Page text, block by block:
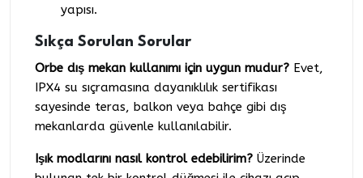
yapısı.
Sıkça Sorulan Sorular
Orbe dış mekan kullanımı için uygun mudur? Evet,
IPX4 su sıçramasına dayanıklılık sertifikası
sayesinde teras, balkon veya bahçe gibi dış
mekanlarda güvenle kullanılabilir.
Işık modlarını nasıl kontrol edebilirim? Üzerinde